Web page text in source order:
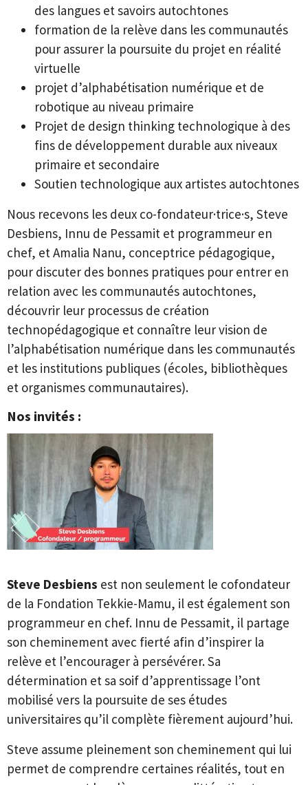
des langues et savoirs autochtones
formation de la relève dans les communautés
pour assurer la poursuite du projet en réalité
virtuelle
projet d’alphabétisation numérique et de
robotique au niveau primaire
Projet de design thinking technologique à des
fins de développement durable aux niveaux
primaire et secondaire
Soutien technologique aux artistes autochtones
Nous recevons les deux co-fondateur·trice·s, Steve
Desbiens, Innu de Pessamit et programmeur en
chef, et Amalia Nanu, conceptrice pédagogique,
pour discuter des bonnes pratiques pour entrer en
relation avec les communautés autochtones,
découvrir leur processus de création
technopédagogique et connaître leur vision de
l’alphabétisation numérique dans les communautés
et les institutions publiques (écoles, bibliothèques
et organismes communautaires).
Nos invités :
Steve Desbiens est non seulement le cofondateur
de la Fondation Tekkie-Mamu, il est également son
programmeur en chef. Innu de Pessamit, il partage
son cheminement avec fierté afin d’inspirer la
relève et l’encourager à persévérer. Sa
détermination et sa soif d’apprentissage l’ont
mobilisé vers la poursuite de ses études
universitaires qu’il complète fièrement aujourd’hui.
Steve assume pleinement son cheminement qui lui
permet de comprendre certaines réalités, tout en